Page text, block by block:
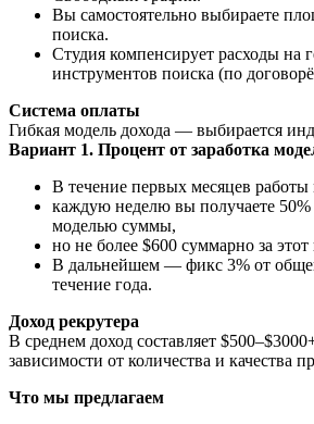
Вы самостоятельно выбираете
поиска.
Студия компенсирует расходы на
инструментов поиска (по
Система оплаты
Гибкая модель дохода — выбирается
Вариант 1. Процент от заработка
В течение первых месяцев работы
каждую неделю вы получаете 50%
моделью суммы,
но не более $600 суммарно за этот
В дальнейшем — фикс 3% от
течение года.
Доход рекрутера
В среднем доход составляет
зависимости от количества и качества
Что мы предлагаем